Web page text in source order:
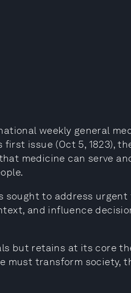
weekly general
first issue (Oct 5, 1823),
medicine can serve
sought to address
and influence
but retains at its core
must transform society,